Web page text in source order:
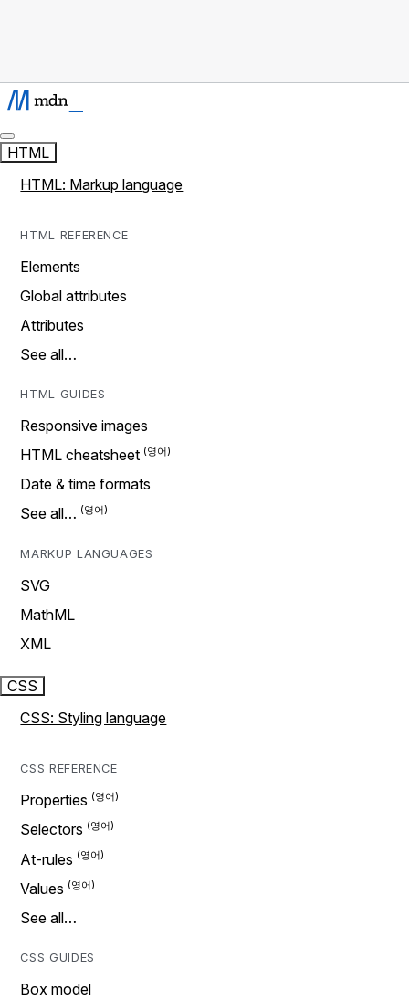
HTML
HTML: Markup language
HTML REFERENCE
Elements
Global attributes
Attributes
See all…
HTML GUIDES
Responsive images
HTML cheatsheet
Date & time formats
See all…
MARKUP LANGUAGES
SVG
MathML
XML
CSS
CSS: Styling language
CSS REFERENCE
Properties
Selectors
At-rules
Values
See all…
CSS GUIDES
Box model